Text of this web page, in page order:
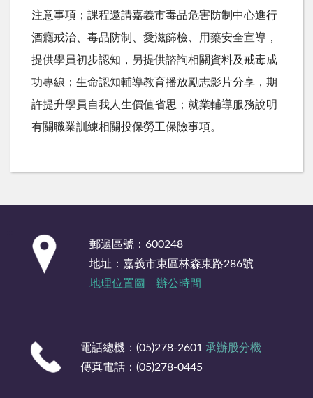
注意事項；課程邀請嘉義市毒品危害防制中心進行
酒癮戒治、毒品防制、愛滋篩檢、用藥安全宣導，
提供學員初步認知，另提供諮詢相關資料及戒毒成
功專線；生命認知輔導教育播放勵志影片分享，期
許提升學員自我人生價值省思；就業輔導服務說明
有關職業訓練相關投保勞工保險事項。
郵遞區號：600248
地址：嘉義市東區林森東路286號
地理位置圖
辦公時間
電話總機：(05)278-2601 承辦股分機
傳真電話：(05)278-0445